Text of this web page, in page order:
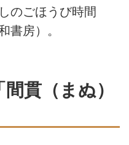
のごほうび時間
書房）。
貫（まぬ）